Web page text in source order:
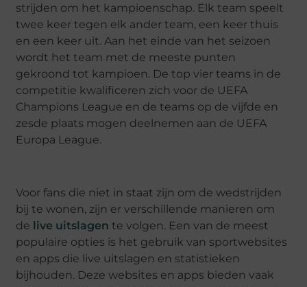
strijden om het kampioenschap. Elk team speelt
twee keer tegen elk ander team, een keer thuis
en een keer uit. Aan het einde van het seizoen
wordt het team met de meeste punten
gekroond tot kampioen. De top vier teams in de
competitie kwalificeren zich voor de UEFA
Champions League en de teams op de vijfde en
zesde plaats mogen deelnemen aan de UEFA
Europa League.
Voor fans die niet in staat zijn om de wedstrijden
bij te wonen, zijn er verschillende manieren om
de live uitslagen te volgen. Een van de meest
populaire opties is het gebruik van sportwebsites
en apps die live uitslagen en statistieken
bijhouden. Deze websites en apps bieden vaak